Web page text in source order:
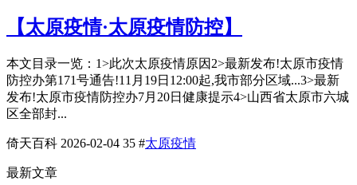
【太原疫情·太原疫情防控】
本文目录一览：1˃此次太原疫情原因2˃最新发布!太原市疫情
防控办第171号通告!11月19日12:00起,我市部分区域...3˃最新
发布!太原市疫情防控办7月20日健康提示4˃山西省太原市六城
区全部封...
倚天百科 2026-02-04 35 #太原疫情
最新文章